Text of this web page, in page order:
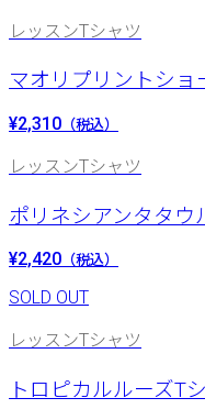
レッスンTシャツ
マオリプリントショ
¥2,310 （税込）
レッスンTシャツ
ポリネシアンタタウ
¥2,420 （税込）
SOLD OUT
レッスンTシャツ
トロピカルルーズT